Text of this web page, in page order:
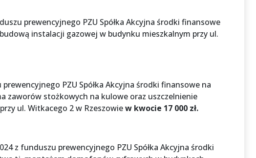
prewencyjnego PZU Spółka Akcyjna środki finansowe
instalacji gazowej w budynku mieszkalnym przy ul.
PZU Spółka Akcyjna środki finansowe na
zaworów stożkowych na kulowe oraz uszczelnienie
ul. Witkacego 2 w Rzeszowiew kwocie 17 000 zł.
z funduszu prewencyjnego PZU Spółka Akcyjna środki